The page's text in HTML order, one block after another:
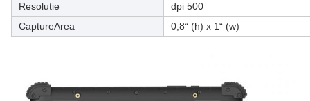
Resolutie
dpi 500
CaptureArea
0,8“ (h) x 1“ (w)